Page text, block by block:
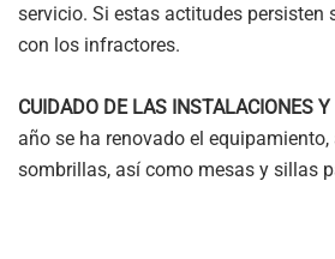
servicio. Si estas actitudes persisten
con los infractores.
CUIDADO DE LAS INSTALACIONES
año se ha renovado el
sombrillas, así como mesas y sillas